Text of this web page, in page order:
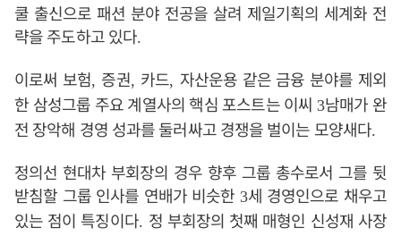
쿨 출신으로 패션 분야 전공을 살려 제일기획의 세계화 전
략을 주도하고 있다.
이로써 보험, 증권, 카드, 자산운용 같은 금융 분야를 제외
한 삼성그룹 주요 계열사의 핵심 포스트는 이씨3남매가 완
전 장악해 경영 성과를 둘러싸고 경쟁을 벌이는 모양새다.
정의선 현대차 부회장의 경우 향후 그룹 총수로서 그를 뒷
받침할 그룹 인사를 연배가 비슷한 3세 경영인으로 채우고
있는 점이 특징이다. 정 부회장의 첫째 매형인 신성재 사장